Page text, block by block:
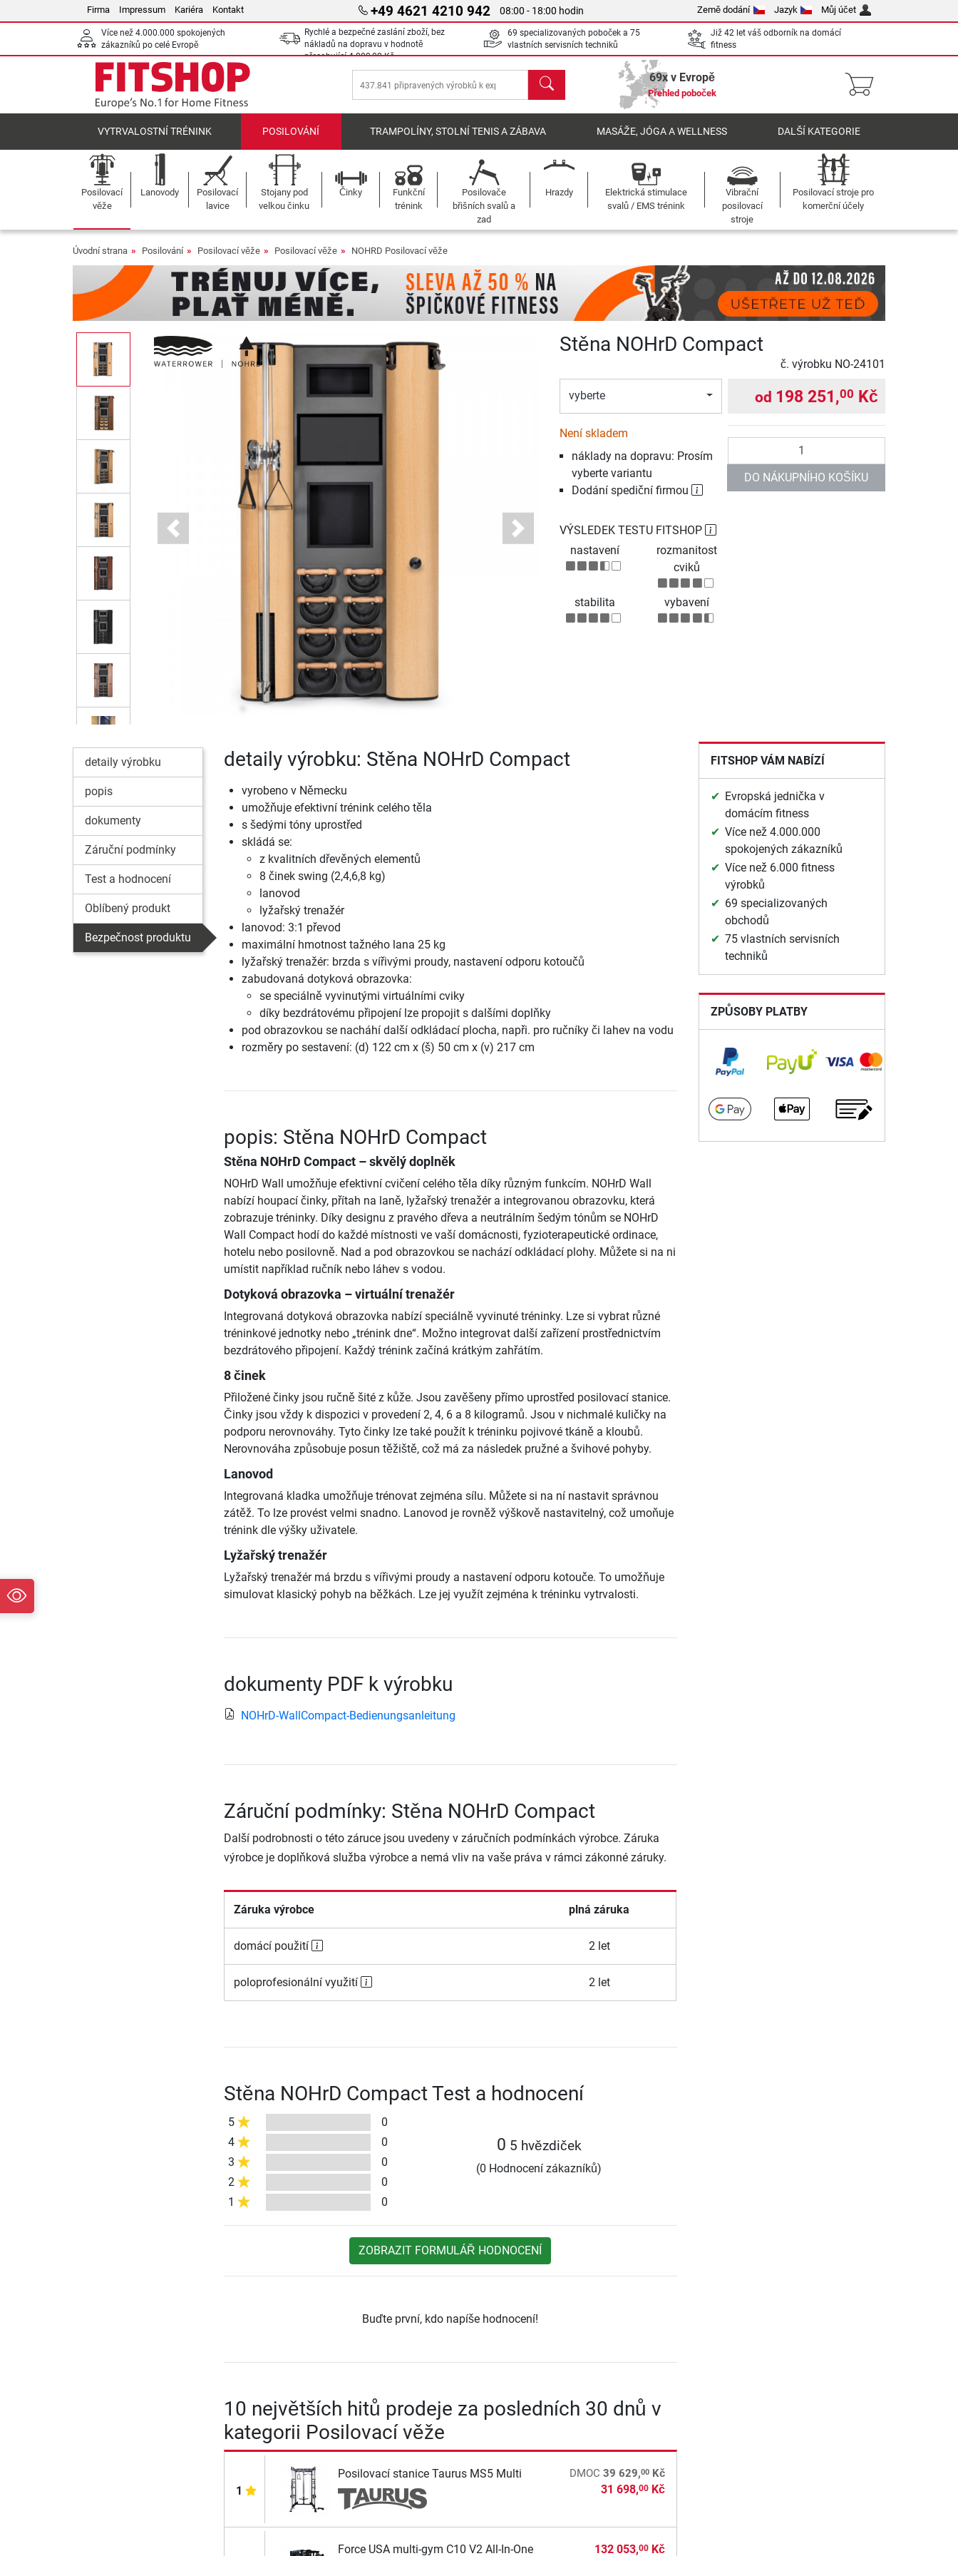
Firma Impressum Kariéra Kontakt +49 4621 4210 942 08:00 - 18:00 hodin Země dodání Jazyk Můj účet
Více než 4.000.000 spokojených
zákazníků po celé Evropě
Rychlé a bezpečné zaslání zboží, bez
nákladů na dopravu v hodnotě
přesahující4 000,00 Kč
69 specializovaných poboček a 75
vlastních servisních techniků
Již 42 let váš odborník na domácí
fitness
Hledat 69x v Evropě
Přehled poboček
VYTRVALOSTNÍ TRÉNINK POSILOVÁNÍ TRAMPOLÍNY, STOLNÍ TENIS A ZÁBAVA MASÁŽE, JÓGA A WELLNESS DALŠÍ KATEGORIE
Posilovací
věže
Lanovody
Posilovací
lavice
Stojany pod
velkou činku
Činky
Funkční
trénink
Posilovače
břišních svalů a
zad
Hrazdy
Elektrická stimulace
svalů / EMS trénink
Vibrační
posilovací
stroje
Posilovací stroje pro
komerční účely
Úvodní strana Posilování Posilovací věže Posilovací věže NOHRD Posilovací věže
Previous Next
Stěna NOHrD Compact
č. výrobku NO-24101
vyberte
Není skladem
náklady na dopravu: Prosím
vyberte variantu
Dodání spediční firmou
od 198 251,00 Kč
DO NÁKUPNÍHO KOŠÍKU
VÝSLEDEK TESTU FITSHOP
nastavení
rozmanitost
cviků
stabilita vybavení
detaily výrobku
popis
dokumenty
Záruční podmínky
Test a hodnocení
Oblíbený produkt
Bezpečnost produktu
detaily výrobku: Stěna NOHrD Compact
vyrobeno v Německu
umožňuje efektivní trénink celého těla
s šedými tóny uprostřed
skládá se:
z kvalitních dřevěných elementů
8 činek swing (2,4,6,8 kg)
lanovod
lyžařský trenažér
lanovod: 3:1 převod
maximální hmotnost tažného lana 25 kg
lyžařský trenažér: brzda s vířivými proudy, nastavení odporu kotoučů
zabudovaná dotyková obrazovka:
se speciálně vyvinutými virtuálními cviky
díky bezdrátovému připojení lze propojit s dalšími doplňky
pod obrazovkou se nacháhí další odkládací plocha, napři. pro ručníky či lahev na vodu
rozměry po sestavení: (d) 122 cm x (š) 50 cm x (v) 217 cm
popis: Stěna NOHrD Compact
Stěna NOHrD Compact – skvělý doplněk
NOHrD Wall umožňuje efektivní cvičení celého těla díky různým funkcím. NOHrD Wall
nabízí houpací činky, přítah na laně, lyžařský trenažér a integrovanou obrazovku, která
zobrazuje tréninky. Díky designu z pravého dřeva a neutrálním šedým tónům se NOHrD
Wall Compact hodí do každé místnosti ve vaší domácnosti, fyzioterapeutické ordinace,
hotelu nebo posilovně. Nad a pod obrazovkou se nachází odkládací plohy. Můžete si na ni
umístit například ručník nebo láhev s vodou.
Dotyková obrazovka – virtuální trenažér
Integrovaná dotyková obrazovka nabízí speciálně vyvinuté tréninky. Lze si vybrat různé
tréninkové jednotky nebo „trénink dne“. Možno integrovat další zařízení prostřednictvím
bezdrátového připojení. Každý trénink začíná krátkým zahřátím.
8 činek
Přiložené činky jsou ručně šité z kůže. Jsou zavěšeny přímo uprostřed posilovací stanice.
Činky jsou vždy k dispozici v provedení 2, 4, 6 a 8 kilogramů. Jsou v nichmalé kuličky na
podporu nerovnováhy. Tyto činky lze také použít k tréninku pojivové tkáně a kloubů.
Nerovnováha způsobuje posun těžiště, což má za následek pružné a švihové pohyby.
Lanovod
Integrovaná kladka umožňuje trénovat zejména sílu. Můžete si na ní nastavit správnou
zátěž. To lze provést velmi snadno. Lanovod je rovněž výškově nastavitelný, což umoňuje
trénink dle výšky uživatele.
Lyžařský trenažér
Lyžařský trenažér má brzdu s vířivými proudy a nastavení odporu kotouče. To umožňuje
simulovat klasický pohyb na běžkách. Lze jej využít zejména k tréninku vytrvalosti.
dokumenty PDF k výrobku
NOHrD-WallCompact-Bedienungsanleitung
Záruční podmínky: Stěna NOHrD Compact
Další podrobnosti o této záruce jsou uvedeny v záručních podmínkách výrobce. Záruka
výrobce je doplňková služba výrobce a nemá vliv na vaše práva v rámci zákonné záruky.
Záruka výrobce plná záruka
domácí použití 2 let
poloprofesionální využití 2 let
Stěna NOHrD Compact Test a hodnocení
5
0
4
0
3
0
2
0
1
0
0 5 hvězdiček
(0 Hodnocení zákazníků)
ZOBRAZIT FORMULÁŘ HODNOCENÍ
Buďte první, kdo napíše hodnocení!
10 největších hitů prodeje za posledních 30 dnů v
kategorii Posilovací věže
1
Posilovací stanice Taurus MS5 Multi DMOC 39 629,00 Kč
31 698,00 Kč
Force USA multi-gym C10 V2 All-In-One 132 053,00 Kč
FITSHOP VÁM NABÍZÍ
Evropská jednička v
domácím fitness
Více než 4.000.000
spokojených zákazníků
Více než 6.000 fitness
výrobků
69 specializovaných
obchodů
75 vlastních servisních
techniků
ZPŮSOBY PLATBY